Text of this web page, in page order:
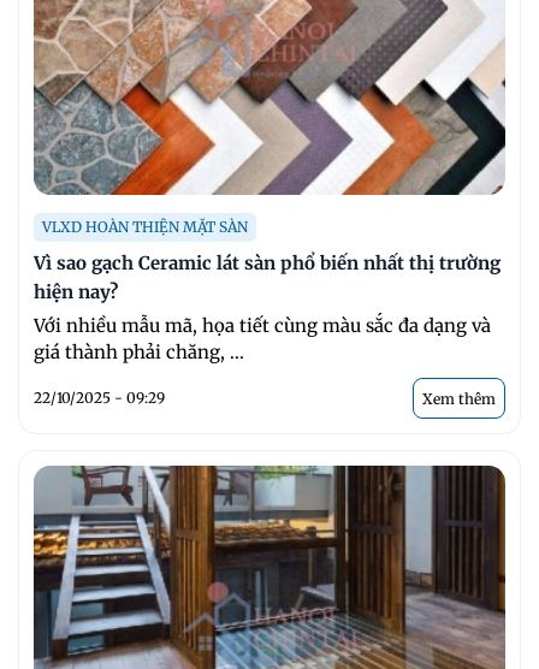
VLXD HOÀN THIỆN MẶT SÀN
Vì sao gạch Ceramic lát sàn phổ biến nhất thị trường
hiện nay?
Với nhiều mẫu mã, họa tiết cùng màu sắc đa dạng và
giá thành phải chăng, ...
22/10/2025 - 09:29 Xem thêm